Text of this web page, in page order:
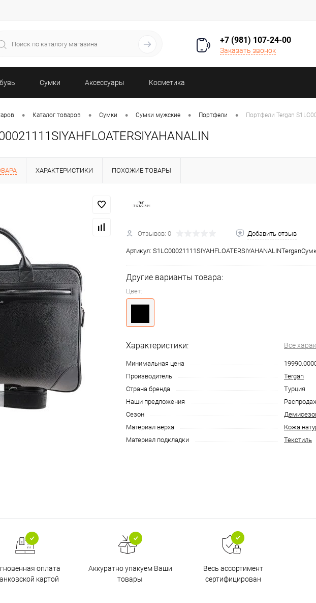
+7 (981) 107-24-00
Заказать звонок
Сумки Аксессуары Косметика
• Каталог товаров • Сумки • Сумки мужские • Портфели • Портфели Tergan
ХАРАКТЕРИСТИКИ ПОХОЖИЕ ТОВАРЫ
Отзывов: 0 Добавить отзыв
Артикул:
Другие варианты товара:
Цвет:
Характеристики: Все
Минимальная цена
Производитель
Tergan
Страна бренда
Турция
Наши предложения
Сезон
Материал верха
Кожа
Материал подкладки
Текстиль
оплата
картой
Аккуратно упакуем Ваши
товары
Весь ассортимент
сертифицирован